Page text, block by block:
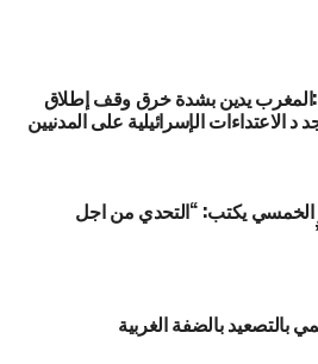
يدين بشدة خرق وقف إطلاق
د الاعتداءات الإسرائيلية على المدنيين
الخمسي يكتب: “التحدي من اجل
بالتصعيد بالضفة الغربية